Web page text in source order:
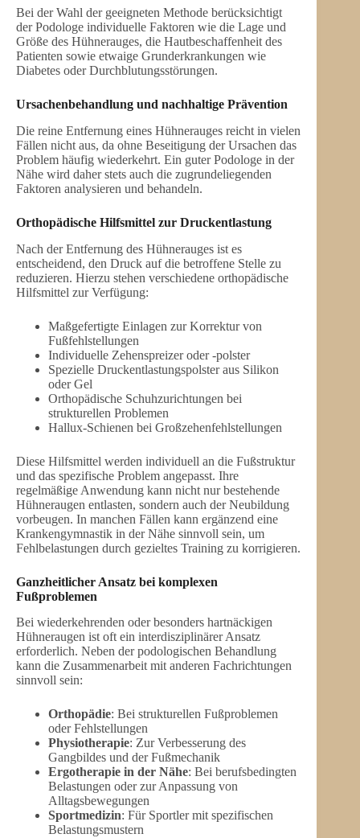
Bei der Wahl der geeigneten Methode berücksichtigt
der Podologe individuelle Faktoren wie die Lage und
Größe des Hühnerauges, die Hautbeschaffenheit des
Patienten sowie etwaige Grunderkrankungen wie
Diabetes oder Durchblutungsstörungen.
Ursachenbehandlung und nachhaltige Prävention
Die reine Entfernung eines Hühnerauges reicht in vielen
Fällen nicht aus, da ohne Beseitigung der Ursachen das
Problem häufig wiederkehrt. Ein guter Podologe in der
Nähe wird daher stets auch die zugrundeliegenden
Faktoren analysieren und behandeln.
Orthopädische Hilfsmittel zur Druckentlastung
Nach der Entfernung des Hühnerauges ist es
entscheidend, den Druck auf die betroffene Stelle zu
reduzieren. Hierzu stehen verschiedene orthopädische
Hilfsmittel zur Verfügung:
Maßgefertigte Einlagen zur Korrektur von
Fußfehlstellungen
Individuelle Zehenspreizer oder -polster
Spezielle Druckentlastungspolster aus Silikon
oder Gel
Orthopädische Schuhzurichtungen bei
strukturellen Problemen
Hallux-Schienen bei Großzehenfehlstellungen
Diese Hilfsmittel werden individuell an die Fußstruktur
und das spezifische Problem angepasst. Ihre
regelmäßige Anwendung kann nicht nur bestehende
Hühneraugen entlasten, sondern auch der Neubildung
vorbeugen. In manchen Fällen kann ergänzend eine
Krankengymnastik in der Nähe sinnvoll sein, um
Fehlbelastungen durch gezieltes Training zu korrigieren.
Ganzheitlicher Ansatz bei komplexen
Fußproblemen
Bei wiederkehrenden oder besonders hartnäckigen
Hühneraugen ist oft ein interdisziplinärer Ansatz
erforderlich. Neben der podologischen Behandlung
kann die Zusammenarbeit mit anderen Fachrichtungen
sinnvoll sein:
Orthopädie: Bei strukturellen Fußproblemen
oder Fehlstellungen
Physiotherapie: Zur Verbesserung des
Gangbildes und der Fußmechanik
Ergotherapie in der Nähe: Bei berufsbedingten
Belastungen oder zur Anpassung von
Alltagsbewegungen
Sportmedizin: Für Sportler mit spezifischen
Belastungsmustern